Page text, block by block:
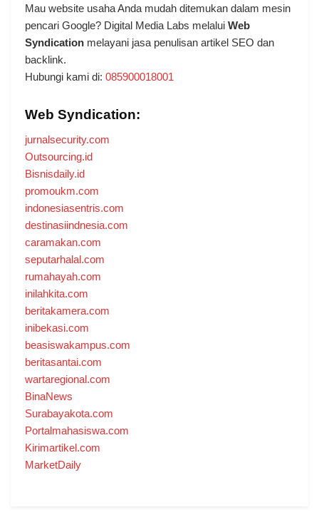
Mau website usaha Anda mudah ditemukan dalam mesin
pencari Google? Digital Media Labs melalui Web
Syndication melayani jasa penulisan artikel SEO dan
backlink.
Hubungi kami di: 085900018001
Web Syndication:
jurnalsecurity.com
Outsourcing.id
Bisnisdaily.id
promoukm.com
indonesiasentris.com
destinasiindnesia.com
caramakan.com
seputarhalal.com
rumahayah.com
inilahkita.com
beritakamera.com
inibekasi.com
beasiswakampus.com
beritasantai.com
wartaregional.com
BinaNews
Surabayakota.com
Portalmahasiswa.com
Kirimartikel.com
MarketDaily